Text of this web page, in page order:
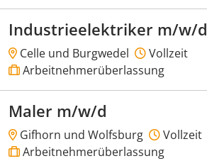
Industrieelektriker m/w/d
Celle und Burgwedel
Vollzeit
Arbeitnehmerüberlassung
Maler m/w/d
Gifhorn und Wolfsburg
Vollzeit
Arbeitnehmerüberlassung